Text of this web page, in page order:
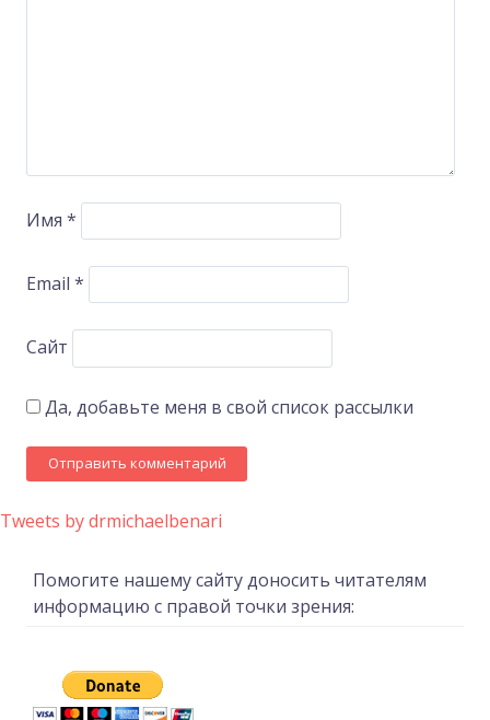
Имя *
Email *
Сайт
Да, добавьте меня в свой список рассылки
Tweets by drmichaelbenari
Помогите нашему сайту доносить читателям
информацию с правой точки зрения: